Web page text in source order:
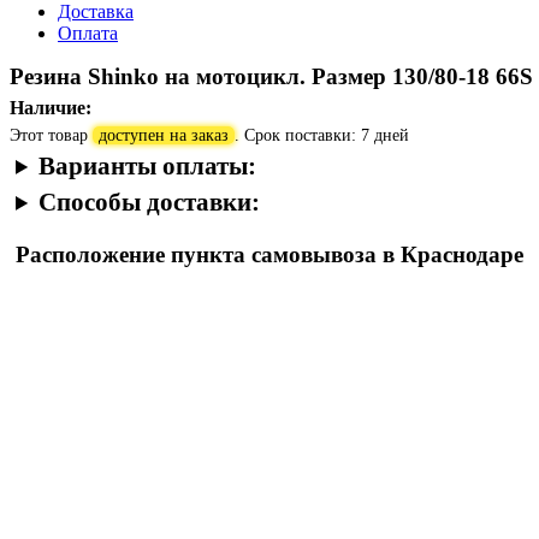
Доставка
Оплата
Резина Shinko на мотоцикл. Размер 130/80-18 66S
Наличие:
Этот товар доступен на заказ . Срок поставки: 7 дней
Варианты оплаты:
Способы доставки:
Расположение пункта самовывоза в Краснодаре